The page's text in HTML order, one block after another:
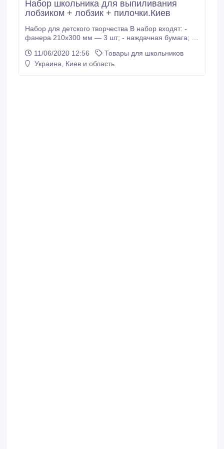
Набор школьника для выпиливания
лобзиком + лобзик + пилочки.Киев
Набор для детского творчества В набор входят: -
фанера 210х300 мм ― 3 шт; - наждачная бумага; -
ручной - комплект пилочек 50 шт Цена за набор 165
гр. Доставка все города Украины ( Новая почта, Укр
11/06/2020 12:56
Товары для школьников
Украина, Киев и область